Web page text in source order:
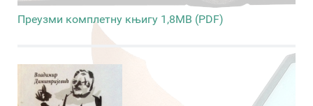
Преузми комплетну књигу 1,8MB (PDF)